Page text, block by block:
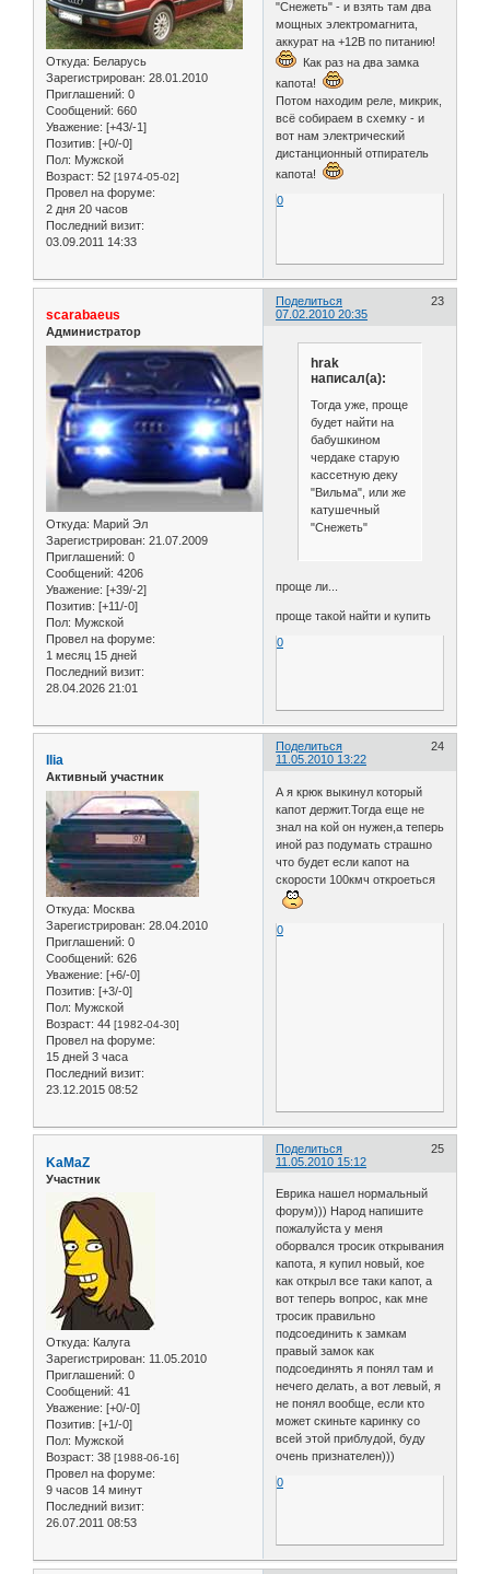
Откуда: Беларусь
Зарегистрирован: 28.01.2010
Приглашений: 0
Сообщений: 660
Уважение: [+43/-1]
Позитив: [+0/-0]
Пол: Мужской
Возраст: 52 [1974-05-02]
Провел на форуме:
2 дня 20 часов
Последний визит:
03.09.2011 14:33
"Снежеть" - и взять там два
мощных электромагнита,
аккурат на +12В по питанию!
Как раз на два замка
капота!
Потом находим реле, микрик,
всё собираем в схемку - и
вот нам электрический
дистанционный отпиратель
капота!
0
Поделиться
23
07.02.2010 20:35
scarabaeus
Администратор
Откуда: Марий Эл
Зарегистрирован: 21.07.2009
Приглашений: 0
Сообщений: 4206
Уважение: [+39/-2]
Позитив: [+11/-0]
Пол: Мужской
Провел на форуме:
1 месяц 15 дней
Последний визит:
28.04.2026 21:01
hrak
написал(а):
Тогда уже, проще
будет найти на
бабушкином
чердаке старую
кассетную деку
"Вильма", или же
катушечный
"Снежеть"
проще ли...
проще такой найти и купить
0
Поделиться
24
11.05.2010 13:22
Ilia
Активный участник
Откуда: Москва
Зарегистрирован: 28.04.2010
Приглашений: 0
Сообщений: 626
Уважение: [+6/-0]
Позитив: [+3/-0]
Пол: Мужской
Возраст: 44 [1982-04-30]
Провел на форуме:
15 дней 3 часа
Последний визит:
23.12.2015 08:52
А я крюк выкинул который
капот держит.Тогда еще не
знал на кой он нужен,а теперь
иной раз подумать страшно
что будет если капот на
скорости 100кмч откроеться
0
Поделиться
25
11.05.2010 15:12
KaMaZ
Участник
Откуда: Калуга
Зарегистрирован: 11.05.2010
Приглашений: 0
Сообщений: 41
Уважение: [+0/-0]
Позитив: [+1/-0]
Пол: Мужской
Возраст: 38 [1988-06-16]
Провел на форуме:
9 часов 14 минут
Последний визит:
26.07.2011 08:53
Еврика нашел нормальный
форум))) Народ напишите
пожалуйста у меня
оборвался тросик открывания
капота, я купил новый, кое
как открыл все таки капот, а
вот теперь вопрос, как мне
тросик правильно
подсоединить к замкам
правый замок как
подсоединять я понял там и
нечего делать, а вот левый, я
не понял вообще, если кто
может скиньте каринку со
всей этой приблудой, буду
очень признателен)))
0